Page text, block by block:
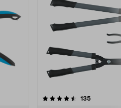
135
5.0 av 5 stjerner